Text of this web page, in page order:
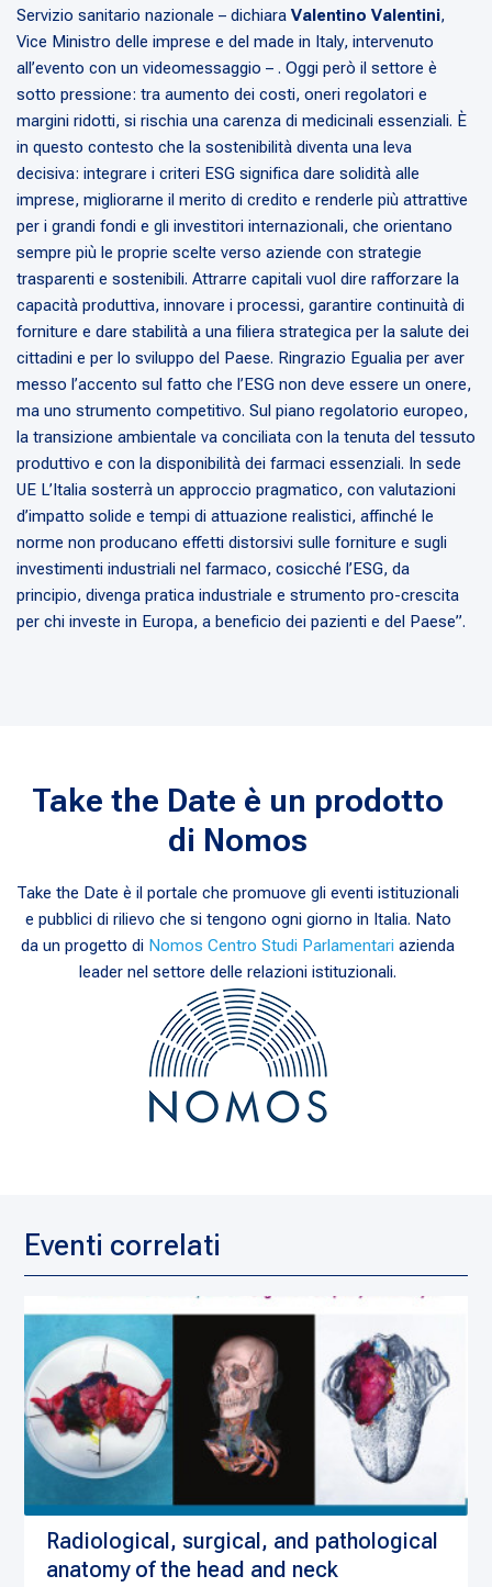
Servizio sanitario nazionale – dichiara Valentino Valentini,
Vice Ministro delle imprese e del made in Italy, intervenuto
all’evento con un videomessaggio – . Oggi però il settore è
sotto pressione: tra aumento dei costi, oneri regolatori e
margini ridotti, si rischia una carenza di medicinali essenziali. È
in questo contesto che la sostenibilità diventa una leva
decisiva: integrare i criteri ESG significa dare solidità alle
imprese, migliorarne il merito di credito e renderle più attrattive
per i grandi fondi e gli investitori internazionali, che orientano
sempre più le proprie scelte verso aziende con strategie
trasparenti e sostenibili. Attrarre capitali vuol dire rafforzare la
capacità produttiva, innovare i processi, garantire continuità di
forniture e dare stabilità a una filiera strategica per la salute dei
cittadini e per lo sviluppo del Paese. Ringrazio Egualia per aver
messo l’accento sul fatto che l’ESG non deve essere un onere,
ma uno strumento competitivo. Sul piano regolatorio europeo,
la transizione ambientale va conciliata con la tenuta del tessuto
produttivo e con la disponibilità dei farmaci essenziali. In sede
UE L’Italia sosterrà un approccio pragmatico, con valutazioni
d’impatto solide e tempi di attuazione realistici, affinché le
norme non producano effetti distorsivi sulle forniture e sugli
investimenti industriali nel farmaco, cosicché l’ESG, da
principio, divenga pratica industriale e strumento pro-crescita
per chi investe in Europa, a beneficio dei pazienti e del Paese”.
Take the Date è un prodotto
di Nomos
Take the Date è il portale che promuove gli eventi istituzionali
e pubblici di rilievo che si tengono ogni giorno in Italia. Nato
da un progetto di Nomos Centro Studi Parlamentari azienda
leader nel settore delle relazioni istituzionali.
Eventi correlati
Radiological, surgical, and pathological
anatomy of the head and neck